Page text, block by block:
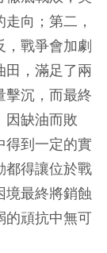
向；第二，
，戰爭會加劇
田，滿足了兩
擊沉，而最終
因缺油而敗
得到一定的實
都得讓位於戰
境最終將銷蝕
的頑抗中無可